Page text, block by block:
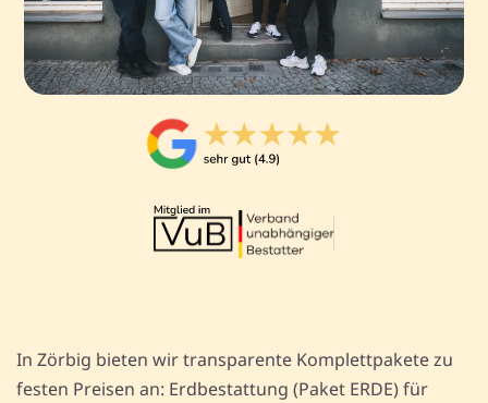
In Zörbig bieten wir transparente Komplettpakete zu
festen Preisen an: Erdbestattung (Paket ERDE) für